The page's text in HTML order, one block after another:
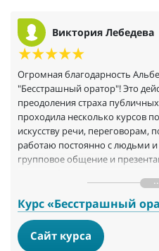
Виктория Лебедева
Огромная благодарность
"Бесстрашный оратор"! Это
преодоления страха
проходила несколько курсов
искусству речи, переговорам,
работаю постоянно с людьми
групповое общение и
страхом выступлений из этих
должного результата. Техники
результат моментальный.
уверенным в себе человеком,
Обязательно завершу начатую
Курс «Бесстрашный
Сайт курса